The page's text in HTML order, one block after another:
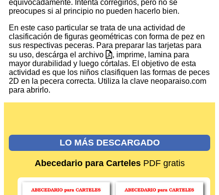
equivocadamente. Intenta corregirlos, pero no se
preocupes si al principio no pueden hacerlo bien.
En este caso particular se trata de una actividad de
clasificación de figuras geométricas con forma de pez en
sus respectivas peceras. Para preparar las tarjetas para
su uso, descárga el archivo
, imprime, lamina para
mayor durabilidad y luego córtalas. El objetivo de esta
actividad es que los niños clasifiquen las formas de peces
2D en la pecera correcta. Utiliza la clave neoparaiso.com
para abrirlo.
LO MÁS DESCARGADO
Abecedario para CartelesPDF gratis